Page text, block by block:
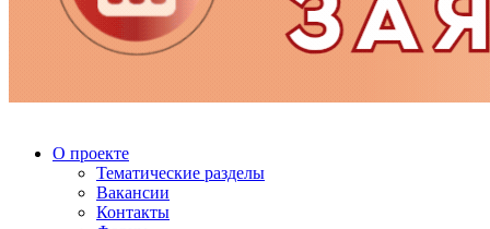
О проекте
Тематические разделы
Вакансии
Контакты